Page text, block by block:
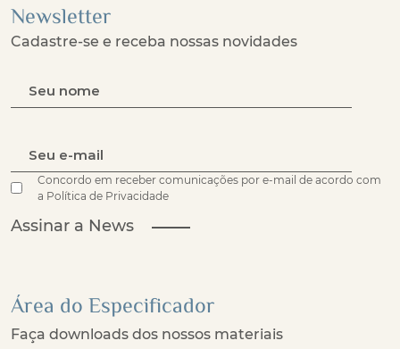
Newsletter
Cadastre-se e receba nossas novidades
Concordo em receber comunicações por e-mail de acordo com
a Política de Privacidade
Assinar a News
Área do Especificador
Faça downloads dos nossos materiais